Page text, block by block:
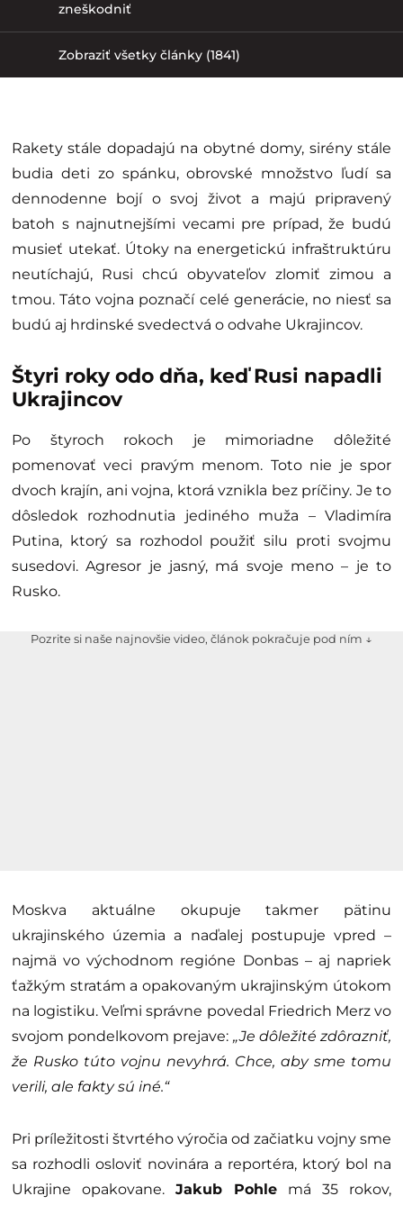
zneškodniť
Zobraziť všetky články (1841)
Rakety stále dopadajú na obytné domy, sirény stále
budia deti zo spánku, obrovské množstvo ľudí sa
dennodenne bojí o svoj život a majú pripravený
batoh s najnutnejšími vecami pre prípad, že budú
musieť utekať. Útoky na energetickú infraštruktúru
neutíchajú, Rusi chcú obyvateľov zlomiť zimou a
tmou. Táto vojna poznačí celé generácie, no niesť sa
budú aj hrdinské svedectvá o odvahe Ukrajincov.
Štyri roky odo dňa, keď Rusi napadli
Ukrajincov
Po štyroch rokoch je mimoriadne dôležité
pomenovať veci pravým menom. Toto nie je spor
dvoch krajín, ani vojna, ktorá vznikla bez príčiny. Je to
dôsledok rozhodnutia jediného muža – Vladimíra
Putina, ktorý sa rozhodol použiť silu proti svojmu
susedovi. Agresor je jasný, má svoje meno – je to
Rusko.
Pozrite si naše najnovšie video, článok pokračuje pod ním ↓
Moskva aktuálne okupuje takmer pätinu
ukrajinského územia a naďalej postupuje vpred –
najmä vo východnom regióne Donbas – aj napriek
ťažkým stratám a opakovaným ukrajinským útokom
na logistiku. Veľmi správne povedal Friedrich Merz vo
svojom pondelkovom prejave: „Je dôležité zdôrazniť,
že Rusko túto vojnu nevyhrá. Chce, aby sme tomu
verili, ale fakty sú iné.“
Pri príležitosti štvrtého výročia od začiatku vojny sme
sa rozhodli osloviť novinára a reportéra, ktorý bol na
Ukrajine opakovane. Jakub Pohle má 35 rokov,